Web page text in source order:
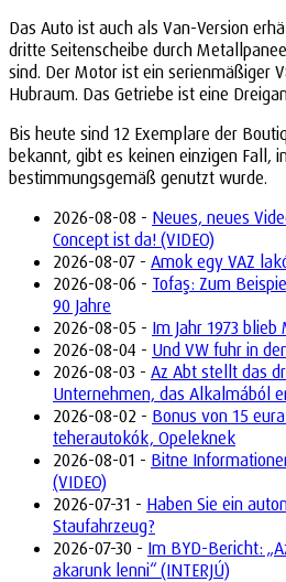
Das Auto ist auch als Van-Version
dritte Seitenscheibe durch
sind. Der Motor ist ein serienmäßiger
Hubraum. Das Getriebe ist eine
Bis heute sind 12 Exemplare der
bekannt, gibt es keinen einzigen Fall,
bestimmungsgemäß genutzt wurde.
2026-08-08 - Neues, neues
Concept ist da! (VIDEO)
2026-08-07 - Amok egy VAZ
2026-08-06 - Tofaş: Zum
90 Jahre
2026-08-05 - Im Jahr 1973
2026-08-04 - Und VW fuhr in
2026-08-03 - Az Abt stellt das
Unternehmen, das Alkalmából
2026-08-02 - Bonus von 15
teherautokók, Opeleknek
2026-08-01 - Bitne
(VIDEO)
2026-07-31 - Haben Sie ein
Staufahrzeug?
2026-07-30 - Im BYD-Bericht:
akarunk lenni“ (INTERJÚ)